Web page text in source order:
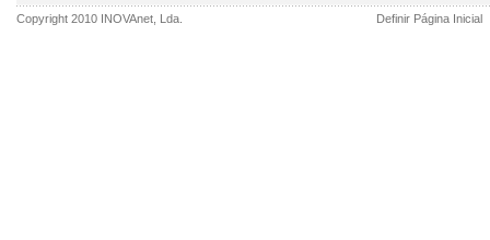
Copyright 2010 INOVAnet , Lda. Definir Página Inicial